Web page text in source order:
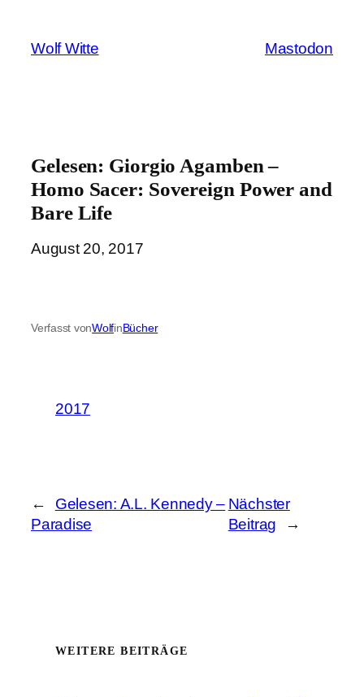
springen
Wolf Witte Mastodon
Gelesen: Giorgio Agamben –
Homo Sacer: Sovereign Power and
Bare Life
August 20, 2017
Verfasst vonWolfinBücher
2017
←
Gelesen: A.L. Kennedy –
Paradise
Nächster
Beitrag
→
WEITERE BEITRÄGE